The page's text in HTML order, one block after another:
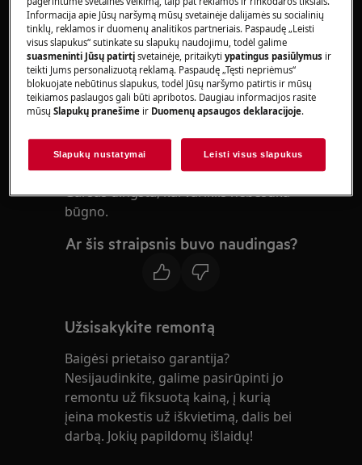
Sprendimas:
1. Tai, kad skalbimo metu skalbyklė ūžia yra
normalu.
Daugelyje skalbyklių šį garsą sukelia
Variklyje juda vidinės dalys, kurios
susiliesdamos skleidžia šį garsą.
Garsas dingsta, kai variklis nebesuka
būgno.
Ar šis straipsnis buvo naudingas?
Užsisakykite remontą
Baigėsi prietaiso garantija?
Nesijaudinkite, galime pasirūpinti jo
remontu už fiksuotą kainą, į kurią
įeina mokestis už iškvietimą, dalis bei
darbą. Jokių papildomų išlaidų!
Informacija apie Jūsų naršymą mūsų svetainėje dalijamės su socialinių
tinklų, reklamos ir duomenų analitikos partneriais. Paspaudę „Leisti
visus slapukus“ sutinkate su slapukų naudojimu, todėl galime
suasmeninti Jūsų patirtįsvetainėje, pritaikytiypatingus pasiūlymus ir
teikti Jums personalizuotą reklamą. Paspaudę „Tęsti nepriėmus“
blokuojate nebūtinus slapukus, todėl Jūsų naršymo patirtis ir mūsų
teikiamos paslaugos gali būti apribotos. Daugiau informacijos rasite
mūsųSlapukų pranešime ir Duomenų apsaugos deklaracijoje.
Slapukų nustatymai Leisti visus slapukus